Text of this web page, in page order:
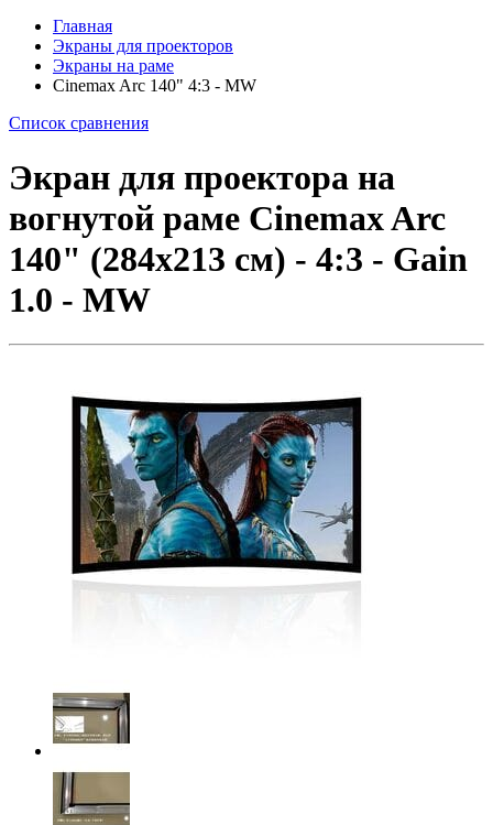
Главная
Экраны для проекторов
Экраны на раме
Cinemax Arc 140" 4:3 - MW
Список сравнения
Экран для проектора на
вогнутой раме Cinemax Arc
140" (284x213 см) - 4:3 - Gain
1.0 - MW